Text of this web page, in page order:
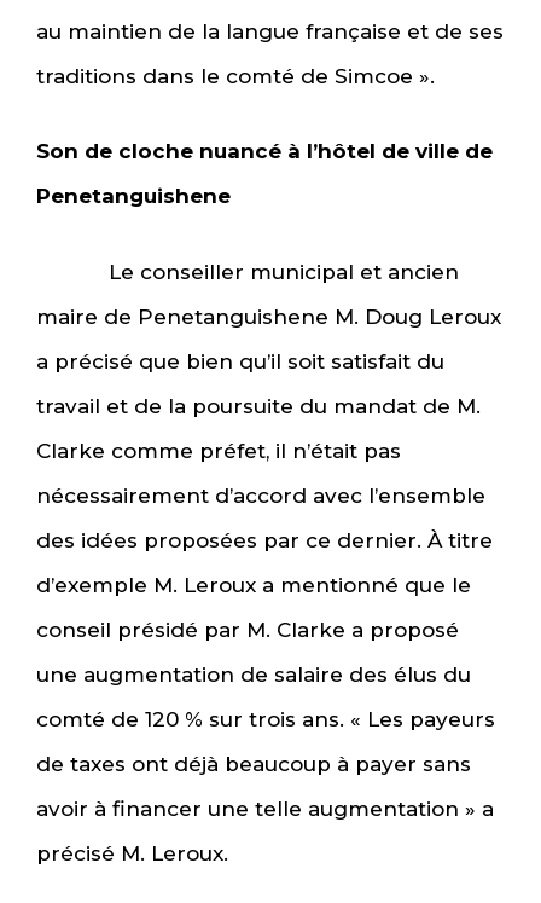
au maintien de la langue française et de ses
traditions dans le comté de Simcoe ».
Son de cloche nuancé à l’hôtel de ville de
Penetanguishene
Le conseiller municipal et ancien
maire de Penetanguishene M. Doug Leroux
a précisé que bien qu’il soit satisfait du
travail et de la poursuite du mandat de M.
Clarke comme préfet, il n’était pas
nécessairement d’accord avec l’ensemble
des idées proposées par ce dernier. À titre
d’exemple M. Leroux a mentionné que le
conseil présidé par M. Clarke a proposé
une augmentation de salaire des élus du
comté de 120 % sur trois ans. « Les payeurs
de taxes ont déjà beaucoup à payer sans
avoir à financer une telle augmentation » a
précisé M. Leroux.